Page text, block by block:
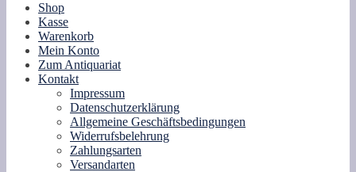
Shop
Kasse
Warenkorb
Mein Konto
Zum Antiquariat
Kontakt
Impressum
Datenschutzerklärung
Allgemeine Geschäftsbedingungen
Widerrufsbelehrung
Zahlungsarten
Versandarten